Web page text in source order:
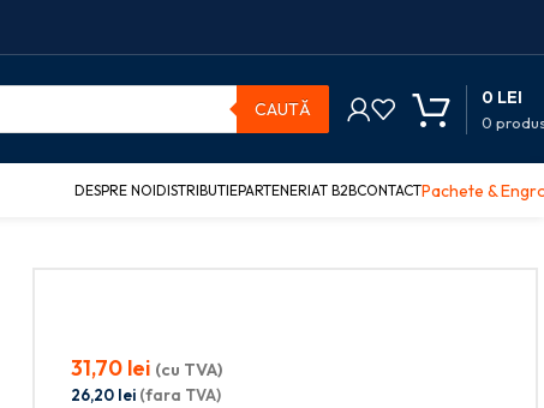
CAUTĂ
0
0 LEI
DESPRE NOIDISTRIBUTIEPARTENERIAT B2BCONTACTPachete &
31,70 lei (cu TVA)
26,20 lei (fara TVA)